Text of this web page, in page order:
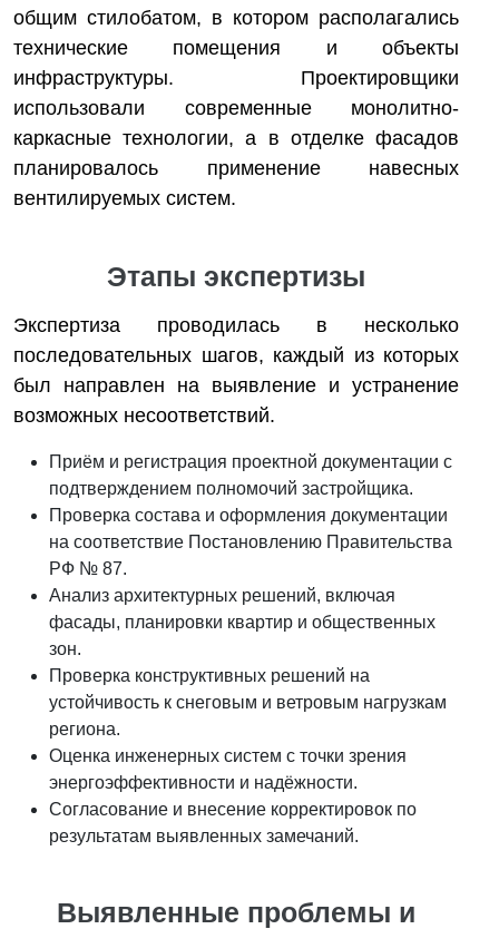
общим стилобатом, в котором располагались
технические помещения и объекты
инфраструктуры. Проектировщики
использовали современные монолитно-
каркасные технологии, а в отделке фасадов
планировалось применение навесных
вентилируемых систем.
Этапы экспертизы
Экспертиза проводилась в несколько
последовательных шагов, каждый из которых
был направлен на выявление и устранение
возможных несоответствий.
Приём и регистрация проектной документации с
подтверждением полномочий застройщика.
Проверка состава и оформления документации
на соответствие Постановлению Правительства
РФ № 87.
Анализ архитектурных решений, включая
фасады, планировки квартир и общественных
зон.
Проверка конструктивных решений на
устойчивость к снеговым и ветровым нагрузкам
региона.
Оценка инженерных систем с точки зрения
энергоэффективности и надёжности.
Согласование и внесение корректировок по
результатам выявленных замечаний.
Выявленные проблемы и